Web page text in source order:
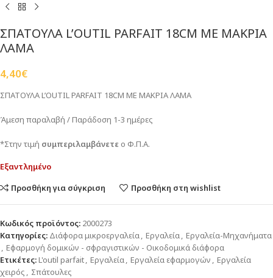
ΣΠΑΤΟΥΛΑ L’OUTIL PARFAIT 18CM ΜΕ ΜΑΚΡΙΑ
ΛΑΜΑ
4,40€
ΣΠΑΤΟΥΛΑ L’OUTIL PARFAIT 18CM ΜΕ ΜΑΚΡΙΑ ΛΑΜΑ
Άμεση παραλαβή / Παράδοση 1-3 ημέρες
*Στην τιμή συμπεριλαμβάνετε ο Φ.Π.Α.
Εξαντλημένο
Προσθήκη για σύγκριση
Προσθήκη στη wishlist
Κωδικός προϊόντος: 2000273
Κατηγορίες: Διάφορα μικροεργαλεία, Εργαλεία, Εργαλεία-Μηχανήματα
, Εφαρμογή δομικών - σφραγιστικών - Οικοδομικά διάφορα
Ετικέτες:L'outil parfait, Εργαλεία, Εργαλεία εφαρμογών , Εργαλεία
χειρός , Σπάτουλες